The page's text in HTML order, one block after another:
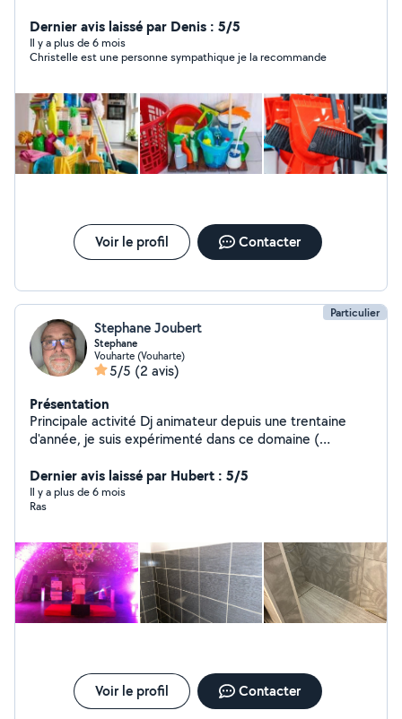
etudie toutes propositions PAS sérieux s abstenir merci
Dernier avis laissé par Denis : 5/5
Il y a plus de 6 mois
Christelle est une personne sympathique je la recommande
Voir le profil Contacter
Particulier
Stephane Joubert
Stephane
Vouharte (Vouharte)
5/5 (2 avis)
Présentation
Principale activité Dj animateur depuis une trentaine
d'année, je suis expérimenté dans ce domaine (
Rendre service Aime le bricolage Compétence en
électricité, pose de Placo, peinture
Dernier avis laissé par Hubert : 5/5
Il y a plus de 6 mois
Ras
Voir le profil Contacter